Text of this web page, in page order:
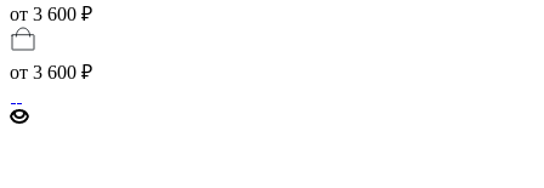
от 3 600 ₽
от 3 600 ₽